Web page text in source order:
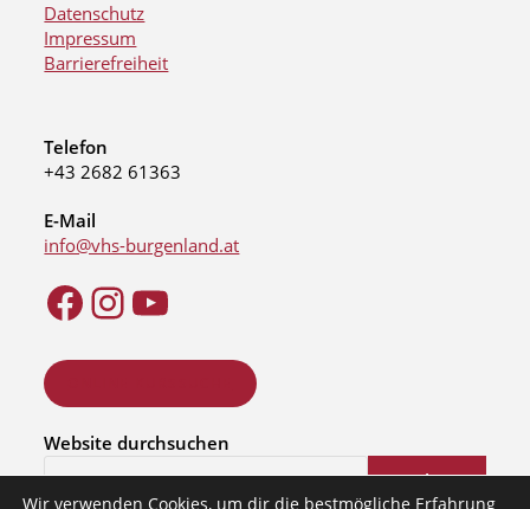
Datenschutz
Impressum
Barrierefreiheit
Telefon
+43 2682 61363
E-Mail
info@vhs-burgenland.at
Website durchsuchen
Suchen
Wir verwenden Cookies, um dir die bestmögliche Erfahrung